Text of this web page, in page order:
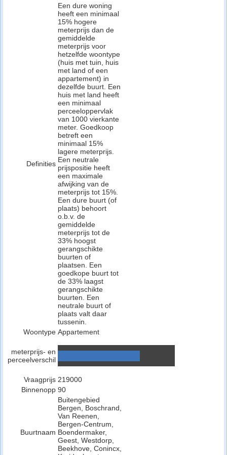
Definities
Een dure woning
heeft een minimaal
15% hogere
meterprijs dan de
gemiddelde
meterprijs voor
hetzelfde woontype
(huis met tuin, huis
met land of een
appartement) in
dezelfde buurt. Een
huis met land heeft
een minimaal
perceeloppervlak
van 1000 vierkante
meter. Goedkoop
betreft een
minimaal 15%
lagere meterprijs.
Een neutrale
prijspositie heeft
een maximale
afwijking van de
meterprijs tot 15%.
Een dure buurt (of
plaats) behoort
o.b.v. de
gemiddelde
meterprijs tot de
33% hoogst
gerangschikte
buurten of
plaatsen. Een
goedkope buurt tot
de 33% laagst
gerangschikte
buurten. Een
neutrale buurt of
plaats valt daar
tussenin.
Woontype Appartement
meterprijs- en
perceelverschil
Vraagprijs 219000
Binnenopp 90
Buurtnaam
Buitengebied
Bergen, Boschrand,
Van Reenen,
Bergen-Centrum,
Boendermaker,
Geest, Westdorp,
Beekhove, Conincx,